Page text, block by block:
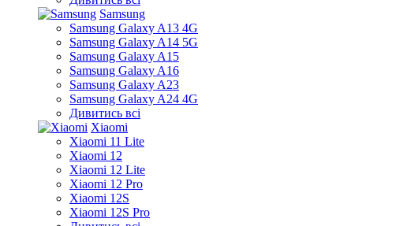
Samsung
Samsung Galaxy A13 4G
Samsung Galaxy A14 5G
Samsung Galaxy A15
Samsung Galaxy A16
Samsung Galaxy A23
Samsung Galaxy A24 4G
Дивитись всі
Xiaomi
Xiaomi 11 Lite
Xiaomi 12
Xiaomi 12 Lite
Xiaomi 12 Pro
Xiaomi 12S
Xiaomi 12S Pro